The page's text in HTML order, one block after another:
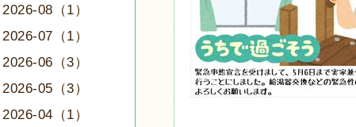
2026-08（1）
2026-07（1）
2026-06（3）
2026-05（3）
2026-04（1）